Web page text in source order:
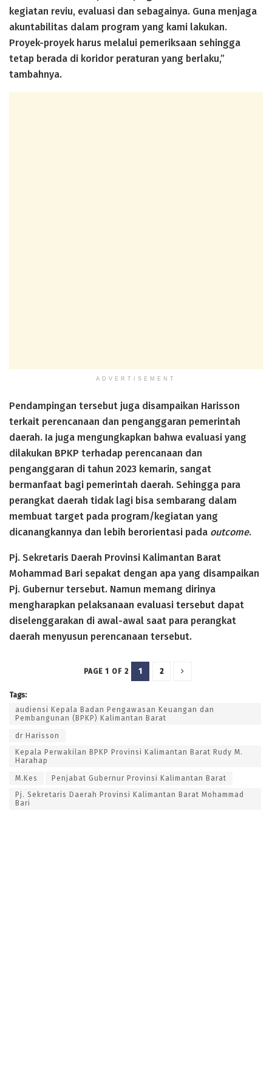
kegiatan reviu, evaluasi dan sebagainya. Guna menjaga
akuntabilitas dalam program yang kami lakukan.
Proyek-proyek harus melalui pemeriksaan sehingga
tetap berada di koridor peraturan yang berlaku,”
tambahnya.
ADVERTISEMENT
Pendampingan tersebut juga disampaikan Harisson
terkait perencanaan dan penganggaran pemerintah
daerah. Ia juga mengungkapkan bahwa evaluasi yang
dilakukan BPKP terhadap perencanaan dan
penganggaran di tahun 2023 kemarin, sangat
bermanfaat bagi pemerintah daerah. Sehingga para
perangkat daerah tidak lagi bisa sembarang dalam
membuat target pada program/kegiatan yang
dicanangkannya dan lebih berorientasi pada outcome.
Pj. Sekretaris Daerah Provinsi Kalimantan Barat
Mohammad Bari sepakat dengan apa yang disampaikan
Pj. Gubernur tersebut. Namun memang dirinya
mengharapkan pelaksanaan evaluasi tersebut dapat
diselenggarakan di awal-awal saat para perangkat
daerah menyusun perencanaan tersebut.
PAGE 1 OF 2 1 2
Tags:
audiensi Kepala Badan Pengawasan Keuangan dan
Pembangunan (BPKP) Kalimantan Barat
dr Harisson
Kepala Perwakilan BPKP Provinsi Kalimantan Barat Rudy M.
Harahap
M.Kes
Penjabat Gubernur Provinsi Kalimantan Barat
Pj. Sekretaris Daerah Provinsi Kalimantan Barat Mohammad
Bari